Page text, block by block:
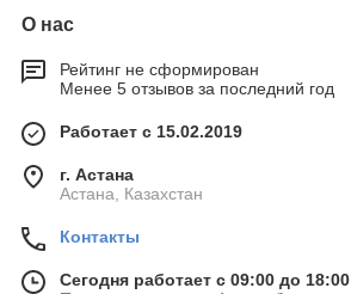
О нас
Рейтинг не сформирован
Менее 5 отзывов за последний год
Работает с 15.02.2019
г. Астана
Астана, Казахстан
Контакты
Сегодня работает с 09:00 до 18:00